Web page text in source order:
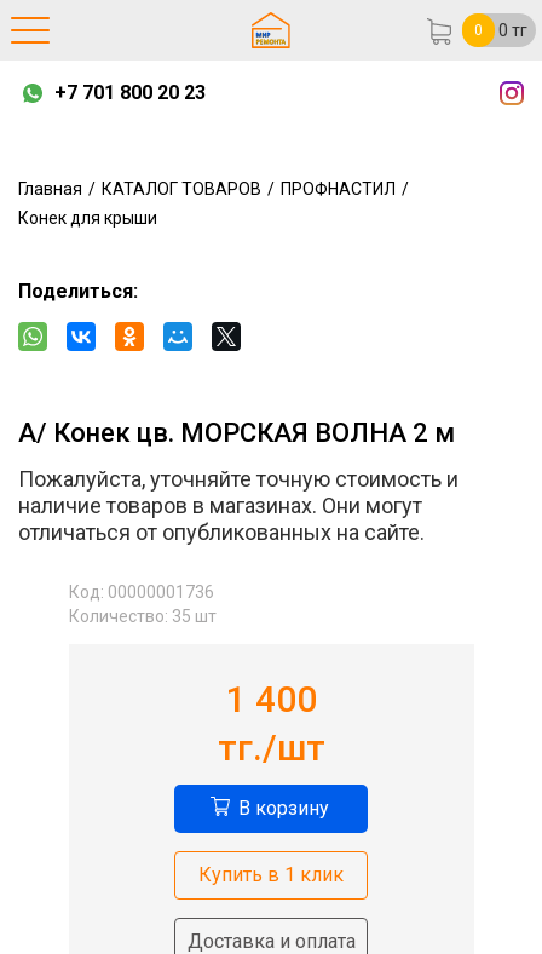
0 0 тг
+7 701 800 20 23
Главная / КАТАЛОГ ТОВАРОВ / ПРОФНАСТИЛ /
Конек для крыши
Поделиться:
А/ Конек цв. МОРСКАЯ ВОЛНА 2 м
Пожалуйста, уточняйте точную стоимость и
наличие товаров в магазинах. Они могут
отличаться от опубликованных на сайте.
Код: 00000001736
Количество: 35 шт
1 400
тг./шт
В корзину
Купить в 1 клик
Доставка и оплата